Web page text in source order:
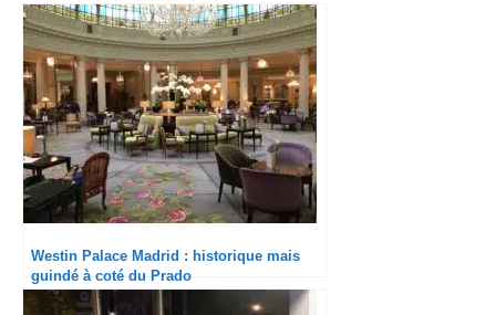
Westin Palace Madrid : historique mais
guindé à coté du Prado